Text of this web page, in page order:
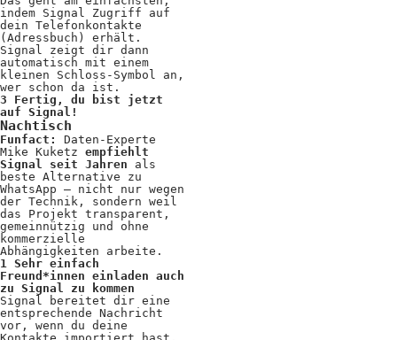
Mitglied werden
Presseausweis
Mein FREELENS
Kooperationen
Wissen A-Z
Login
indem Signal Zugriff auf
dein Telefonkontakte
(Adressbuch) erhält.
Signal zeigt dir dann
automatisch mit einem
kleinen Schloss-Symbol an,
wer schon da ist.
3 Fertig, du bist jetzt
auf Signal!
Nachtisch
Funfact:
Daten-Experte
Mike Kuketz empfiehlt
Signal seit Jahren als
beste Alternative zu
WhatsApp – nicht nur wegen
der Technik, sondern weil
das Projekt transparent,
gemeinnützig und ohne
kommerzielle
Abhängigkeiten arbeite.
1 Sehr einfach
Freund*innen einladen auch
zu Signal zu kommen
Signal bereitet dir eine
entsprechende Nachricht
vor, wenn du deine